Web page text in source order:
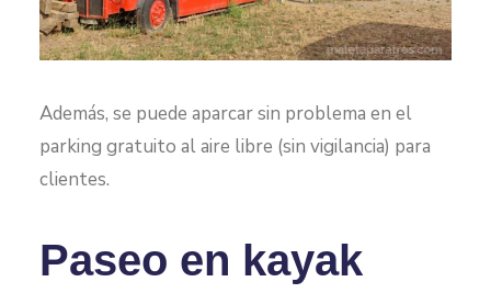
Además, se puede aparcar sin problema en el
parking gratuito al aire libre (sin vigilancia) para
clientes.
Paseo en kayak